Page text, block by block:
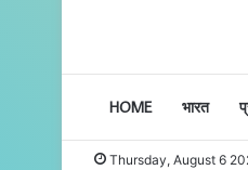
HOME भारत
Thursday, August 6